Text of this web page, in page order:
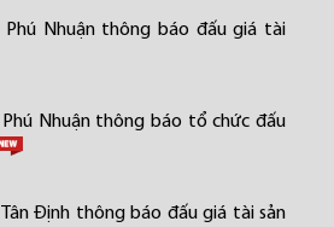
Phú Nhuận thông báo đấu giá tài
Phú Nhuận thông báo tổ chức đấu
Định thông báo đấu giá tài sản